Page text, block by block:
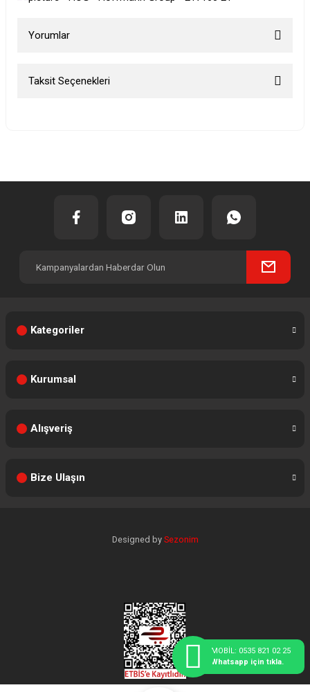
Yorumlar
Taksit Seçenekleri
Kategoriler
Kurumsal
Alışveriş
Bize Ulaşın
Designed by Sezonim
MOBİL: 0535 821 02 25
Whatsapp için tıkla.